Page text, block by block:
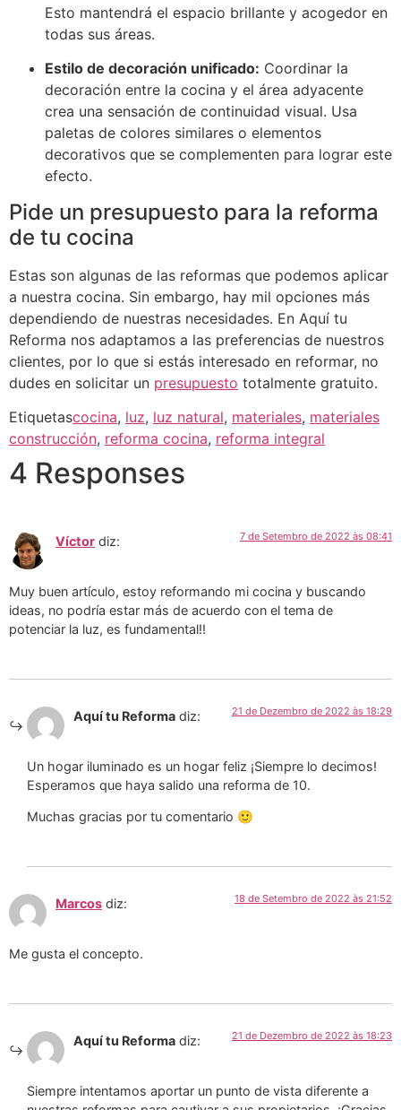
Esto mantendrá el espacio brillante y acogedor en
todas sus áreas.
Estilo de decoración unificado: Coordinar la
decoración entre la cocina y el área adyacente
crea una sensación de continuidad visual. Usa
paletas de colores similares o elementos
decorativos que se complementen para lograr este
efecto.
Pide un presupuesto para la reforma
de tu cocina
Estas son algunas de las reformas que podemos aplicar
a nuestra cocina. Sin embargo, hay mil opciones más
dependiendo de nuestras necesidades. En Aquí tu
Reforma nos adaptamos a las preferencias de nuestros
clientes, por lo que si estás interesado en reformar, no
dudes en solicitar un presupuesto totalmente gratuito.
Etiquetascocina, luz, luz natural, materiales, materiales
construcción, reforma cocina, reforma integral
4 Responses
Víctor diz: 7 de Setembro de 2022 às 08:41
Muy buen artículo, estoy reformando mi cocina y buscando
ideas, no podría estar más de acuerdo con el tema de
potenciar la luz, es fundamental!!
Aquí tu Reforma diz: 21 de Dezembro de 2022 às 18:29
Un hogar iluminado es un hogar feliz ¡Siempre lo decimos!
Esperamos que haya salido una reforma de 10.
Muchas gracias por tu comentario 🙂
Marcos diz: 18 de Setembro de 2022 às 21:52
Me gusta el concepto.
Aquí tu Reforma diz: 21 de Dezembro de 2022 às 18:23
Siempre intentamos aportar un punto de vista diferente a